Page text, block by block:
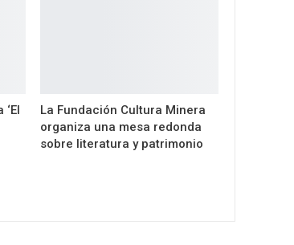
La Fundación Cultura Minera
organiza una mesa redonda
sobre literatura y patrimonio